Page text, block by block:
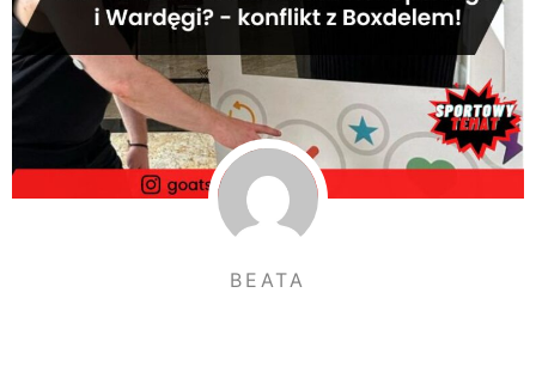
BEATA